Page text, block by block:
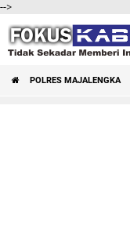
-->
POLRES MAJALENGKA